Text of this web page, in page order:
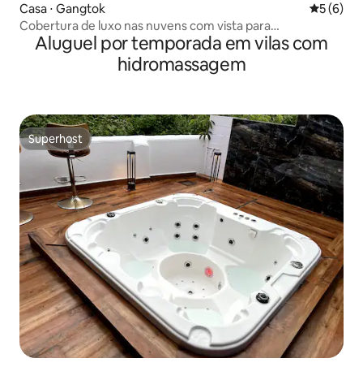
Casa ⋅ Gangtok 5 de
5 (6)
Cobertura de luxo nas nuvens com vista para
Kanchenjungaunga
Aluguel por temporada em vilas com
hidromassagem
Superhost
Superhost